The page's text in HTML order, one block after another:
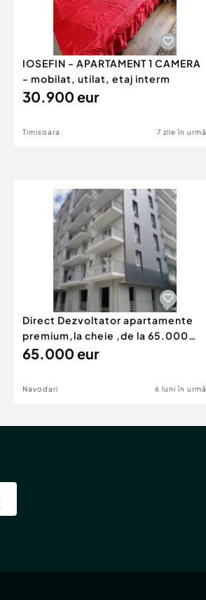
IOSEFIN - APARTAMENT 1 CAMERA
- mobilat, utilat, etaj interm
30.900 eur
Timisoara 7 zile în urmă
Direct Dezvoltator apartamente
premium,la cheie ,de la 65.000
eur
65.000 eur
Navodari 6 luni în urmă